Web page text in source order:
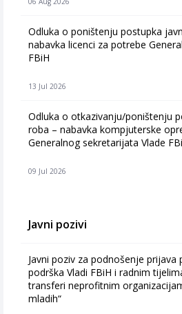
Odluka o poništenju postupka
nabavka licenci za potrebe
FBiH
13 Jul 2026
Odluka o otkazivanju/poništenju
roba – nabavka kompjuterske
Generalnog sekretarijata Vlade
09 Jul 2026
Javni pozivi
Javni poziv za podnošenje prijava
podrška Vladi FBiH i radnim
transferi neprofitnim
mladih“